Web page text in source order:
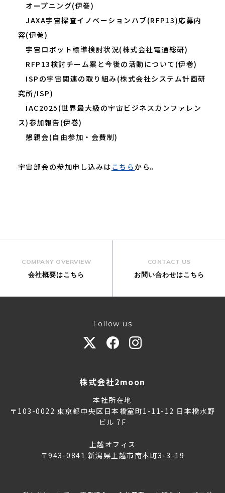
オープニング(伊巻)
JAXA宇宙探査イノベーションハブ(RFP13)応募内
容(伊巻)
宇宙ロボット標準検討状況(株式会社電通総研)
RFP13検討チーム案と今後の活動について(伊巻)
ISPの宇宙関連の取り組み(株式会社システム計画研
究所/ISP)
IAC2025(世界最大級の宇宙ビジネスカンファレン
ス)参加報告(伊巻)
懇親会(自由参加・会費制)
宇宙部会の参加申し込みは こちらから。
COMPANY OVERVIEW
会社概要はこちら
CONTACT US
お問い合わせはこちら
Follow us
株式会社2moon
本社所在地
〒103-0022 東京都中央区日本橋室町1-11-12 日本橋水野
ビル 7F
上越オフィス
〒943-0841 新潟県上越市南本町3-3-19